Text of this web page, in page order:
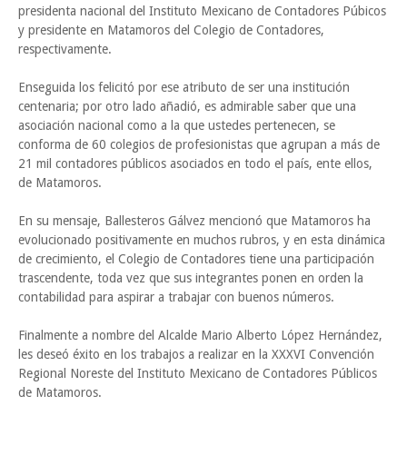
presidenta nacional del Instituto Mexicano de Contadores Púbicos
y presidente en Matamoros del Colegio de Contadores,
respectivamente.
Enseguida los felicitó por ese atributo de ser una institución
centenaria; por otro lado añadió, es admirable saber que una
asociación nacional como a la que ustedes pertenecen, se
conforma de 60 colegios de profesionistas que agrupan a más de
21 mil contadores públicos asociados en todo el país, ente ellos,
de Matamoros.
En su mensaje, Ballesteros Gálvez mencionó que Matamoros ha
evolucionado positivamente en muchos rubros, y en esta dinámica
de crecimiento, el Colegio de Contadores tiene una participación
trascendente, toda vez que sus integrantes ponen en orden la
contabilidad para aspirar a trabajar con buenos números.
Finalmente a nombre del Alcalde Mario Alberto López Hernández,
les deseó éxito en los trabajos a realizar en la XXXVI Convención
Regional Noreste del Instituto Mexicano de Contadores Públicos
de Matamoros.